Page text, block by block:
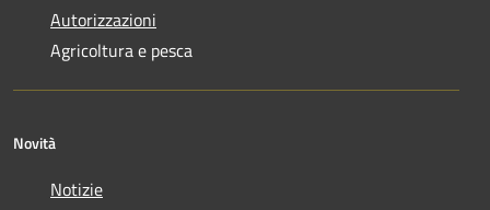
Autorizzazioni
Agricoltura e pesca
Novità
Notizie